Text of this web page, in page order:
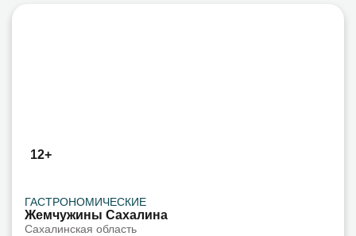
12+
ГАСТРОНОМИЧЕСКИЕ
Жемчужины Сахалина
Сахалинская область